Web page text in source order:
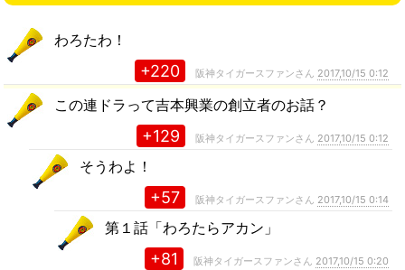
わろたわ！
+220 阪神タイガースファンさん 2017,10/15 0:12
この連ドラって吉本興業の創立者のお話？
+129 阪神タイガースファンさん 2017,10/15 0:12
そうわよ！
+57 阪神タイガースファンさん 2017,10/15 0:14
第１話「わろたらアカン」
+81 阪神タイガースファンさん 2017,10/15 0:20